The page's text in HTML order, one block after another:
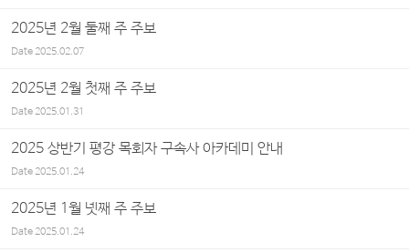
2025년 2월 둘째 주 주보
Date2025.02.07
2025년 2월 첫째 주 주보
Date2025.01.31
2025 상반기 평강 목회자 구속사 아카데미 안내
Date2025.01.24
2025년 1월 넷째 주 주보
Date2025.01.24